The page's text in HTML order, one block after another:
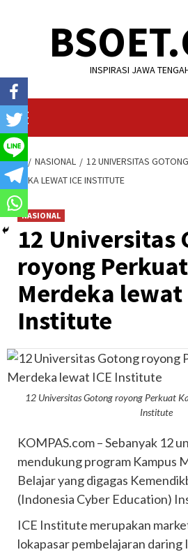
INSPIRASI JAWA
Primary
Menu
HOME NASIONAL
12 UNIVERSITAS
MERDEKA LEWAT ICE INSTITUTE
NASIONAL
12 Universitas
royong
Merdeka lewat
Institute
12 Universitas Gotong royong Perkuat
Institute
KOMPAS.com – Sebanyak 12
mendukung program Kampus
Belajar yang digagas
(Indonesia Cyber Education)
ICE Institute merupakan
lokapasar pembelajaran daring